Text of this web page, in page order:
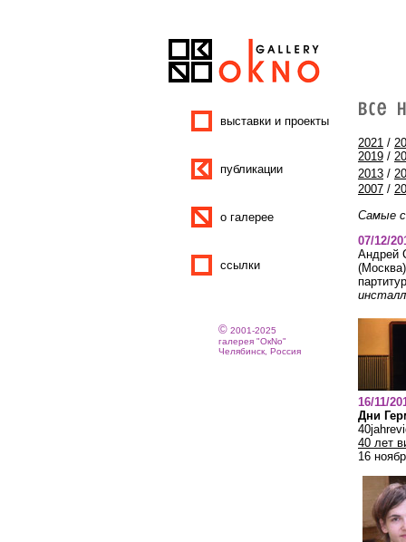
выставки и проекты
публикации
о галерее
ссылки
© 2001-2025
галерея "ОкNо"
Челябинск, Россия
2021 /
2019 /
2013 /
2007 /
Самые
07/12/
Андрей
16/11/
Дни
40 лет
16